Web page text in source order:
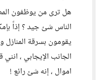
هل ترى من يوظفون
الناس شئ جيد ؟ إذاً
يقومون بسرقة المنازل
الجانب الإيجابي ،
اموال ، إنه شئ رائع !